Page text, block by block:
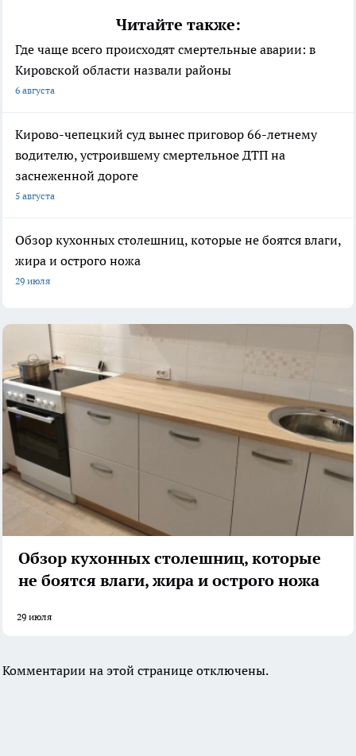
Читайте также:
Где чаще всего происходят смертельные аварии: в
Кировской области назвали районы
6 августа
Кирово-чепецкий суд вынес приговор 66-летнему
водителю, устроившему смертельное ДТП на
заснеженной дороге
5 августа
Обзор кухонных столешниц, которые не боятся влаги,
жира и острого ножа
29 июля
Обзор кухонных столешниц, которые
не боятся влаги, жира и острого ножа
29 июля
Комментарии на этой странице отключены.